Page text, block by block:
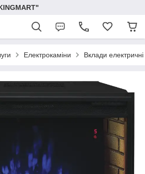
Електрокаміни Вклади електричні